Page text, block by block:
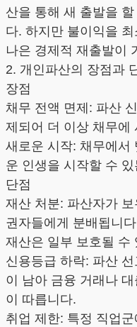
산을 통해 새 출발을
다. 하지만 불이익을
나은 경제적 재출발이
2. 개인파산의 장점과
장점
채무 전액 면제: 파산
제되어 더 이상 채무에
새로운 시작: 채무에서
운 인생을 시작할 수
단점
재산 처분: 파산자가
권자들에게 분배됩니
재산은 일부 보호될 수
신용등급 하락: 파산
이 남아 금융 거래나
이 따릅니다.
취업 제한: 특정 직업